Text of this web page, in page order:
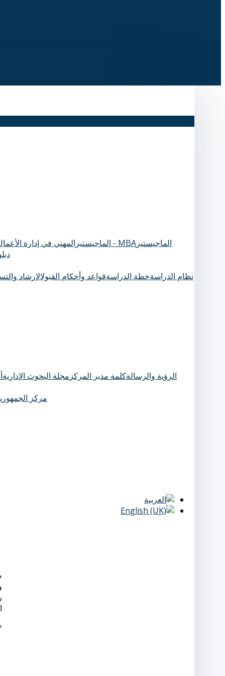
الماجيستيرالمهني في إدارة الأعمال - MBA الماجيستير
نظام الدراسةخطة الدراسةقواعد وأحكام القبولالإرشاد
الرؤية والرسالةكلمة مدير المركز مجلة البحوث الإدارية
مركز